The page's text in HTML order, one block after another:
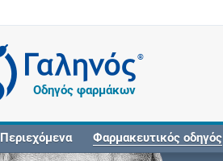
®
Οδηγός φαρμάκων
Περιεχόμενα Φαρμακευτικός οδηγός